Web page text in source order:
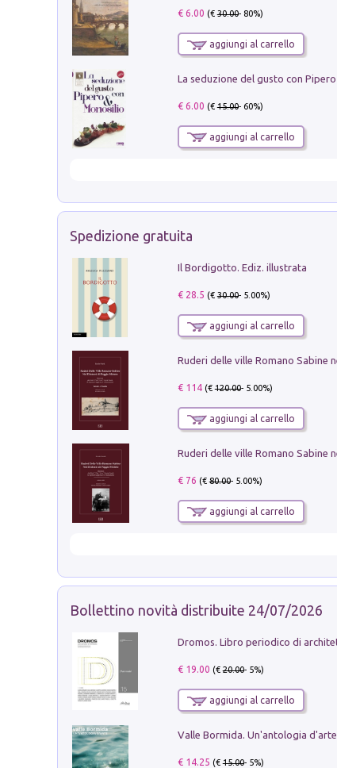
€ 6.00 (€30.00- 80%)
aggiungi al carrello
€ 6.00 (€15.00- 60%)
aggiungi al carrello
Spedizione gratuita
Il Bordigotto. Ediz. illustrata
€ 28.5 (€30.00- 5.00%)
aggiungi al carrello
€ 114(€120.00- 5.00%)
aggiungi al carrello
€ 76 (€80.00- 5.00%)
aggiungi al carrello
Bollettino novità distribuite 24/07/2026
€ 19.00 (€20.00- 5%)
aggiungi al carrello
Valle Bormida. Un'antologia d'arte
€ 14.25 (€15.00- 5%)